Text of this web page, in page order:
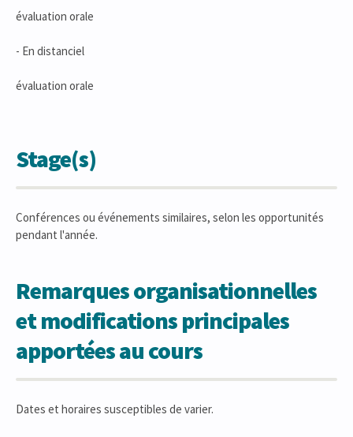
évaluation orale
- En distanciel
évaluation orale
Stage(s)
Conférences ou événements similaires, selon les opportunités
pendant l'année.
Remarques organisationnelles
et modifications principales
apportées au cours
Dates et horaires susceptibles de varier.